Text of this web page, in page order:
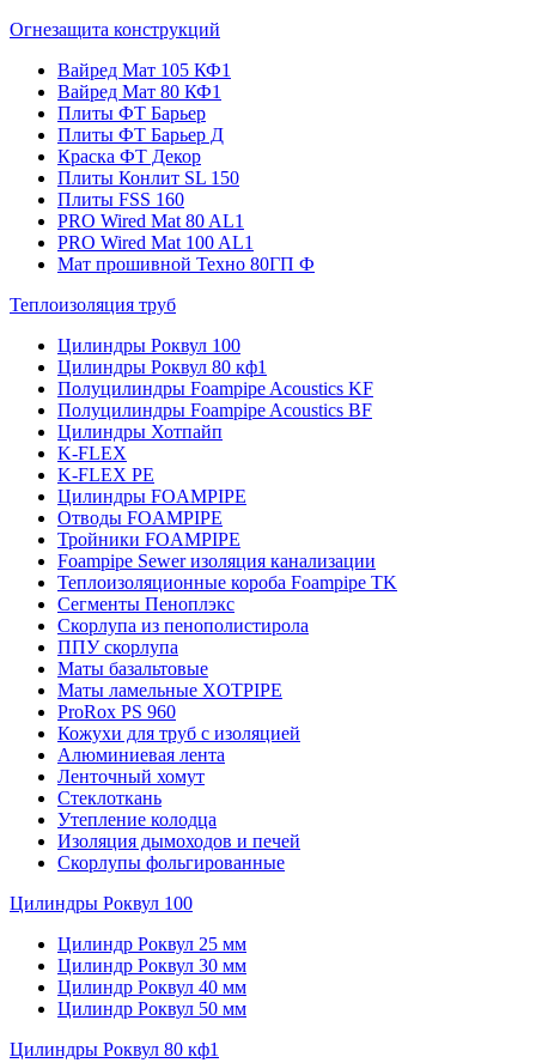
Огнезащита конструкций
Вайред Мат 105 КФ1
Вайред Мат 80 КФ1
Плиты ФТ Барьер
Плиты ФТ Барьер Д
Краска ФТ Декор
Плиты Конлит SL 150
Плиты FSS 160
PRO Wired Mat 80 AL1
PRO Wired Mat 100 AL1
Мат прошивной Техно 80ГП Ф
Теплоизоляция труб
Цилиндры Роквул 100
Цилиндры Роквул 80 кф1
Полуцилиндры Foampipe Acoustics KF
Полуцилиндры Foampipe Acoustics BF
Цилиндры Хотпайп
K-FLEX
K-FLEX PE
Цилиндры FOAMPIPE
Отводы FOAMPIPE
Тройники FOAMPIPE
Foampipe Sewer изоляция канализации
Теплоизоляционные короба Foampipe TK
Сегменты Пеноплэкс
Скорлупа из пенополистирола
ППУ скорлупа
Маты базальтовые
Маты ламельные XOTPIPE
ProRox PS 960
Кожухи для труб с изоляцией
Алюминиевая лента
Ленточный хомут
Стеклоткань
Утепление колодца
Изоляция дымоходов и печей
Скорлупы фольгированные
Цилиндры Роквул 100
Цилиндр Роквул 25 мм
Цилиндр Роквул 30 мм
Цилиндр Роквул 40 мм
Цилиндр Роквул 50 мм
Цилиндры Роквул 80 кф1